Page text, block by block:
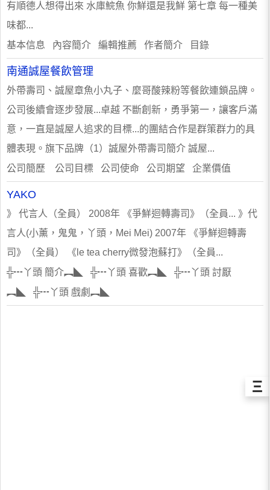
有順德人想得出來 水庫鯇魚 你鮮還是我鮮 第七章 每一種美
味都...
基本信息 內容簡介 編輯推薦 作者簡介 目錄
南通誠屋餐飲管理
外帶壽司、誠屋章魚小丸子、麼哥酸辣粉等餐飲連鎖品牌。
公司後續會逐步發展...卓越 不斷創新，勇爭第一，讓客戶滿
意，一直是誠屋人追求的目標...的團結合作是群策群力的具
體表現。旗下品牌（1）誠屋外帶壽司簡介 誠屋...
公司簡歷 公司目標 公司使命 公司期望 企業價值
YAKO
》 代言人（全員） 2008年 《爭鮮迴轉壽司》（全員... 》代
言人(小薰，鬼鬼，丫頭，Mei Mei) 2007年 《爭鮮迴轉壽
司》（全員） 《le tea cherry微發泡蘇打》（全員...
╬┅丫頭 簡介︻◣ ╬┅丫頭 喜歡︻◣ ╬┅丫頭 討厭
︻◣ ╬┅丫頭 戲劇︻◣
Ξ